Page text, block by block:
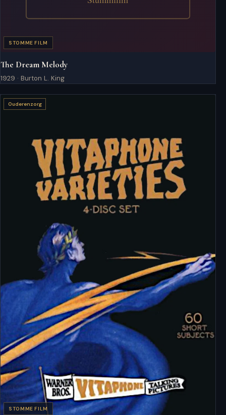
STOMME FILM
The Dream Melody
1929 · Burton L. King
STOMME FILM
Ouderenzorg